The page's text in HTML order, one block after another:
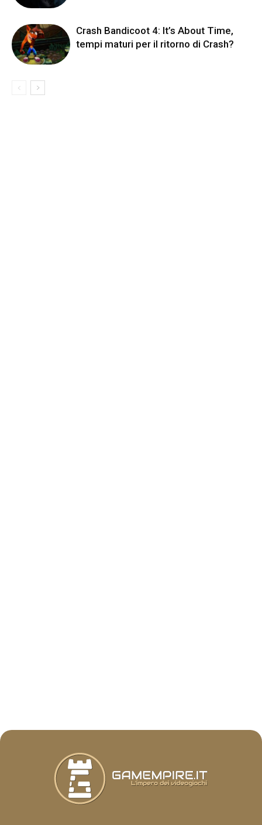
Crash Bandicoot 4: It’s About Time,
tempi maturi per il ritorno di Crash?